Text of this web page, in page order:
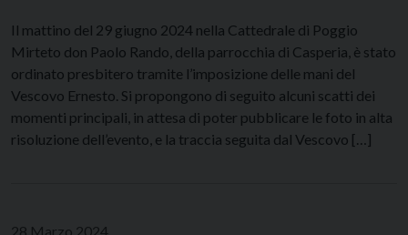
Il mattino del 29 giugno 2024 nella Cattedrale di Poggio
Mirteto don Paolo Rando, della parrocchia di Casperia, è stato
ordinato presbitero tramite l’imposizione delle mani del
Vescovo Ernesto. Si propongono di seguito alcuni scatti dei
momenti principali, in attesa di poter pubblicare le foto in alta
risoluzione dell’evento, e la traccia seguita dal Vescovo […]
28 Marzo 2024